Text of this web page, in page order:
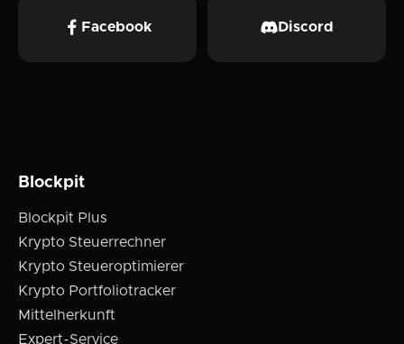
Facebook Discord
Blockpit
Blockpit Plus
Krypto Steuerrechner
Krypto Steueroptimierer
Krypto Portfoliotracker
Mittelherkunft
Expert-Service